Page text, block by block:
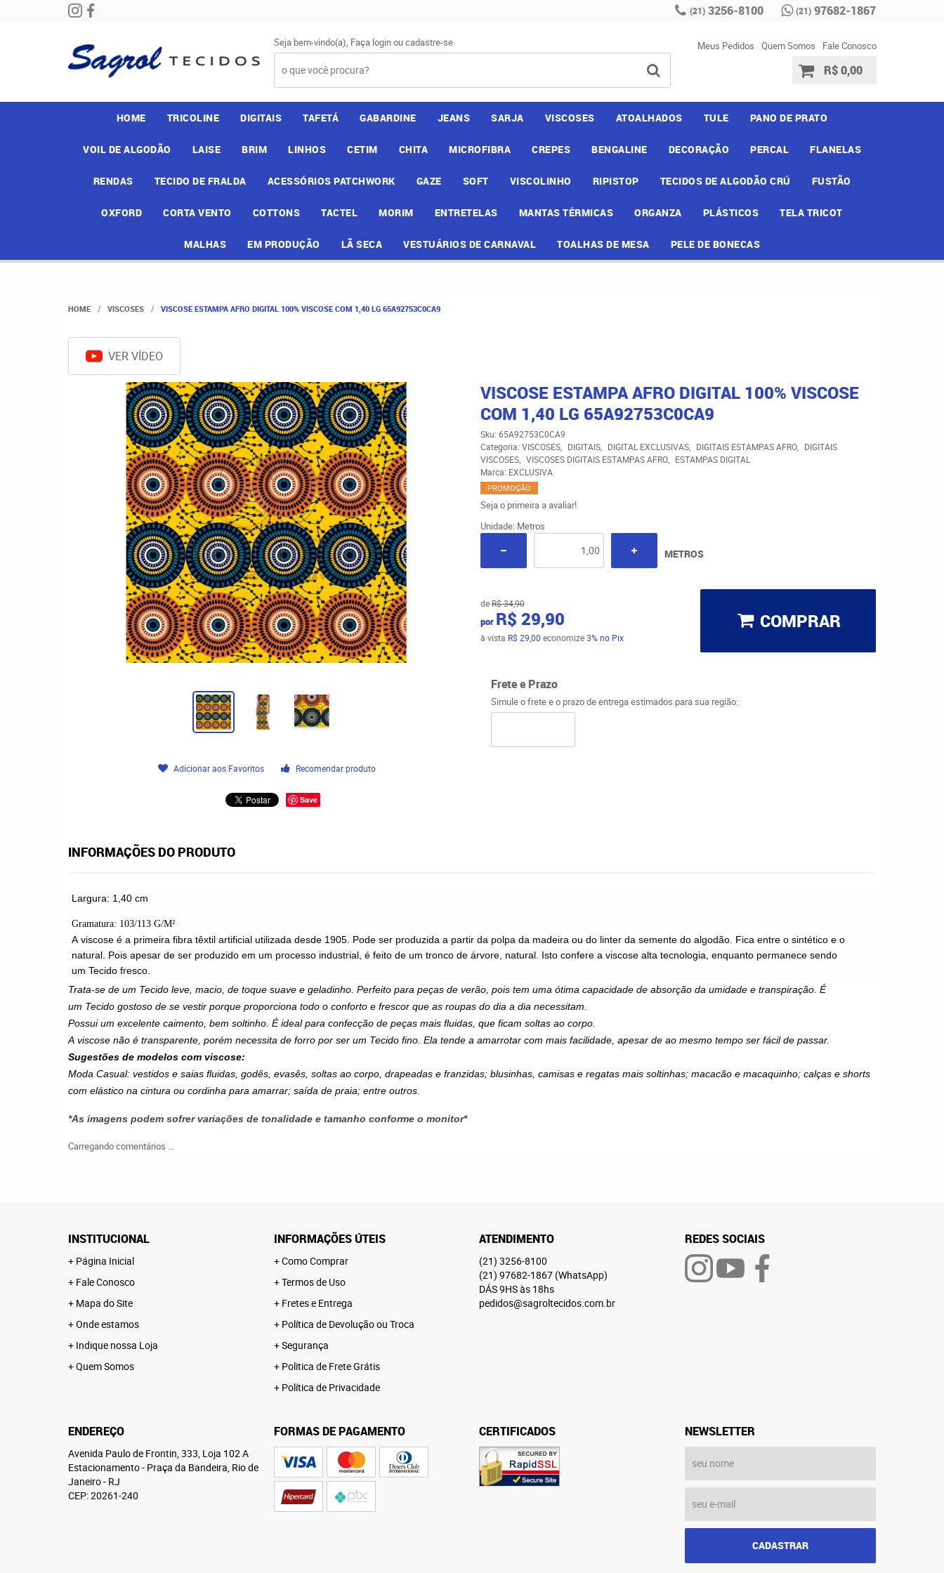
(21) 3256-8100 (21) 97682-1867
Seja bem-vindo(a), Faça loginoucadastre-se Meus Pedidos Quem Somos Fale Conosco
R$ 0,00
HOME TRICOLINE DIGITAIS TAFETÁ GABARDINE JEANS SARJA VISCOSES ATOALHADOS TULE PANO DE PRATO
VOIL DE ALGODÃO LAISE BRIM LINHOS CETIM CHITA MICROFIBRA CREPES BENGALINE DECORAÇÃO PERCAL FLANELAS
RENDAS TECIDO DE FRALDA ACESSÓRIOS PATCHWORK GAZE SOFT VISCOLINHO RIPISTOP TECIDOS DE ALGODÃO CRÚ FUSTÃO
OXFORD CORTA VENTO COTTONS TACTEL MORIM ENTRETELAS MANTAS TÉRMICAS ORGANZA PLÁSTICOS TELA TRICOT
MALHAS EM PRODUÇÃO LÃ SECA VESTUÁRIOS DE CARNAVAL TOALHAS DE MESA PELE DE BONECAS
HOME VISCOSES VISCOSE ESTAMPA AFRO DIGITAL 100% VISCOSE COM 1,40 LG 65A92753C0CA9
VER VÍDEO
Adicionar aos Favoritos Recomendar produto
Save
VISCOSE ESTAMPA AFRO DIGITAL 100% VISCOSE
COM 1,40 LG 65A92753C0CA9
Sku: 65A92753C0CA9
Categoria: VISCOSES DIGITAIS DIGITAL EXCLUSIVAS DIGITAIS ESTAMPAS AFRO
DIGITAIS
VISCOSES
VISCOSES DIGITAIS ESTAMPAS AFRO
ESTAMPAS DIGITAL
Marca: EXCLUSIVA
PROMOÇÃO
Seja o primeira a avaliar!
Unidade: Metros
METROS
deR$ 34,90
por R$ 29,90
à vista R$ 29,00 economize3% no Pix
COMPRAR
Frete e Prazo
Simule o frete e o prazo de entrega estimados para sua região:
INFORMAÇÕES DO PRODUTO
Largura: 1,40 cm
Gramatura: 103/113 G/M²
A viscose é a primeira fibra têxtil artificial utilizada desde 1905. Pode ser produzida a partir da polpa da madeira ou do linter da semente do algodão. Fica entre o sintético e o
natural. Pois apesar de ser produzido em um processo industrial, é feito de um tronco de árvore, natural. Isto confere a viscose alta tecnologia, enquanto permanece sendo
um Tecido fresco.
Trata-se de um Tecido leve, macio, de toque suave e geladinho. Perfeito para peças de verão, pois tem uma ótima capacidade de absorção da umidade e transpiração. É
um Tecido gostoso de se vestir porque proporciona todo o conforto e frescor que as roupas do dia a dia necessitam.
Possui um excelente caimento, bem soltinho. É ideal para confecção de peças mais fluidas, que ficam soltas ao corpo.
A viscose não é transparente, porém necessita de forro por ser um Tecido fino. Ela tende a amarrotar com mais facilidade, apesar de ao mesmo tempo ser fácil de passar.
Sugestões de modelos com viscose:
Moda Casual: vestidos e saias fluidas, godês, evasês, soltas ao corpo, drapeadas e franzidas; blusinhas, camisas e regatas mais soltinhas; macacão e macaquinho; calças e shorts
com elástico na cintura ou cordinha para amarrar; saída de praia; entre outros.
*As imagens podem sofrer variações de tonalidade e tamanho conforme o monitor*
Carregando comentários ...
INSTITUCIONAL
Página Inicial
Fale Conosco
Mapa do Site
Onde estamos
Indique nossa Loja
Quem Somos
INFORMAÇÕES ÚTEIS
Como Comprar
Termos de Uso
Fretes e Entrega
Política de Devolução ou Troca
Segurança
Politica de Frete Grátis
Política de Privacidade
ATENDIMENTO
(21) 3256-8100
(21) 97682-1867 (WhatsApp)
DÁS 9HS às 18hs
pedidos@sagroltecidos.com.br
REDES SOCIAIS
ENDEREÇO
Avenida Paulo de Frontin, 333, Loja 102 A
Estacionamento- Praça da Bandeira, Rio de
Janeiro- RJ
CEP: 20261-240
FORMAS DE PAGAMENTO CERTIFICADOS NEWSLETTER
CADASTRAR